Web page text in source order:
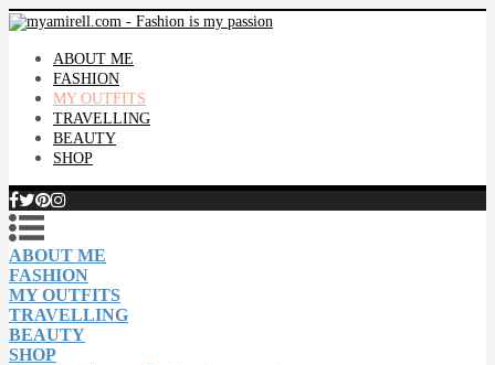
ABOUT ME
FASHION
MY OUTFITS
TRAVELLING
BEAUTY
SHOP
ABOUT ME
FASHION
MY OUTFITS
TRAVELLING
BEAUTY
SHOP